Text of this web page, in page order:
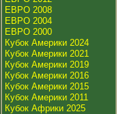
ЕВРО 2008
ЕВРО 2004
ЕВРО 2000
Кубок Америки 2024
Кубок Америки 2021
Кубок Америки 2019
Кубок Америки 2016
Кубок Америки 2015
Кубок Америки 2011
Кубок Африки 2025